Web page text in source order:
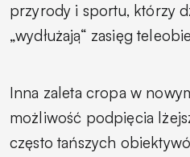
przyrody i sportu, którzy
„wydłużają“ zasięg
Inna zaleta cropa w
możliwość podpięcia
często tańszych